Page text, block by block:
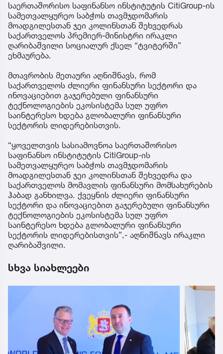
საერთაშორისო საფინანსო ინსტიტუტის CitiGroup-ის
სამეთვალყურეო საბჭოს თავმჯდომარის
მოადგილესთან ჯეი კოლინსთან შეხვედრას
საქართველოს პრემიერ-მინისტრი ირაკლი
ღარიბაშვილი სოციალურ ქსელ “ტვიტერში”
ეხმაურება.
მთავრობის მეთაური აღნიშნავს, რომ
საქართველოს ძლიერი ფინანსური სექტორი და
ინოვაციებით გაჯერებული ფინანსური
ტექნოლოგიების ეკოსისტემა სულ უფრო
საინტერესო ხდება გლობალური ფინანსური
სექტორის ლიდერებისთვის.
“ყოველთვის სასიამოვნოა საერთაშორისო
საფინანსო ინსტიტუტის CitiGroup-ის
სამეთვალყურეო საბჭოს თავმჯდომარის
მოადგილესთან ჯეი კოლინსთან შეხვედრა და
საქართველოს მომავლის ფინანსური მომსახურების
ჰაბად განხილვა. ქვეყნის ძლიერი ფინანსური
სექტორი და ინოვაციებით გაჯერებული ფინანსური
ტექნოლოგიების ეკოსისტემა სულ უფრო
საინტერესო ხდება გლობალური ფინანსური
სექტორის ლიდერებისთვის”,- აღნიშნავს ირაკლი
ღარიბაშვილი.
სხვა სიახლეები